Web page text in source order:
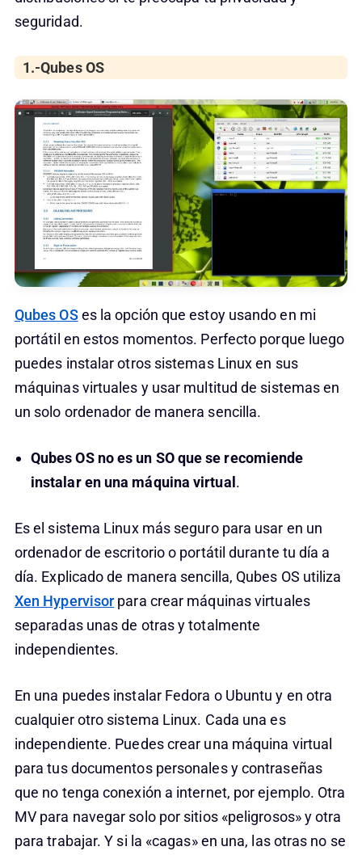
seguridad.
1.-Qubes OS
Qubes OSes la opción que estoy usando en mi
portátil en estos momentos. Perfecto porque luego
puedes instalar otros sistemas Linux en sus
máquinas virtuales y usar multitud de sistemas en
un solo ordenador de manera sencilla.
Qubes OS no es un SO que se recomiende
instalar en una máquina virtual.
Es el sistema Linux más seguro para usar en un
ordenador de escritorio o portátil durante tu día a
día. Explicado de manera sencilla, Qubes OS utiliza
Xen Hypervisorpara crear máquinas virtuales
separadas unas de otras y totalmente
independientes.
En una puedes instalar Fedora o Ubuntu y en otra
cualquier otro sistema Linux. Cada una es
independiente. Puedes crear una máquina virtual
para tus documentos personales y contraseñas
que no tenga conexión a internet, por ejemplo. Otra
MV para navegar solo por sitios «peligrosos» y otra
para trabajar. Y si la «cagas» en una, las otras no se